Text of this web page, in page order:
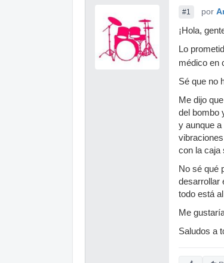
#1 por
¡Hola,
Lo
médico en
Sé que no
Me dijo
del bombo
y aunque
con la caja
No sé qué
desarrollar
todo está
Me
Saludos a